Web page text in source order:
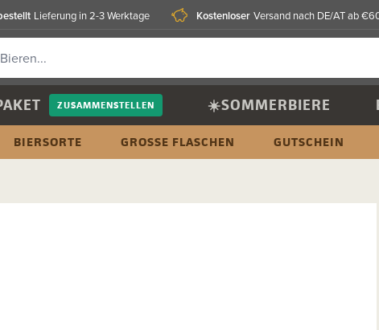
Lieferung in 2-3 Werktage Kostenloser Versand nach DE/AT ab
ZUSAMMENSTELLEN ☀️SOMMERBIERE
BIERSORTE GROSSE FLASCHEN GUTSCHEIN